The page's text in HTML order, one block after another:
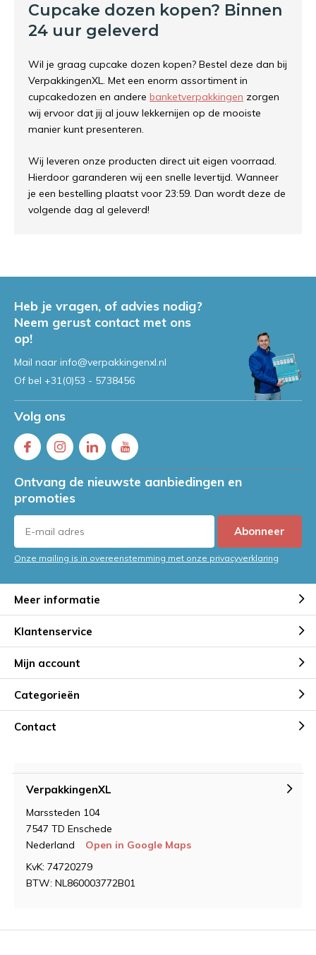
Cupcake dozen kopen? Binnen
24 uur geleverd
Wil je graag cupcake dozen kopen? Bestel deze dan bij
VerpakkingenXL. Met een enorm assortiment in
cupcakedozen en andere banketverpakkingen zorgen
wij ervoor dat jij al jouw lekkernijen op de mooiste
manier kunt presenteren.
Wij leveren onze producten direct uit eigen voorraad.
Hierdoor garanderen wij een snelle levertijd. Wanneer
je een bestelling plaatst voor 23:59. Dan wordt deze de
volgende dag al geleverd!
Heb je vragen, of advies nodig?
Neem gerust contact met ons
op!
Mail naar info@verpakkingenxl.nl
Of bel +31(0)53 - 5738456
Volg ons
Ontvang de nieuwste aanbiedingen en
promoties
Abonneer
Onze mailing is in overeenstemming met onze privacyverklaring
Meer informatie
Klantenservice
Mijn account
Categorieën
Contact
VerpakkingenXL
Marssteden 104
7547 TD Enschede
Nederland
Open in Google Maps
KvK: 74720279
BTW: NL860003772B01